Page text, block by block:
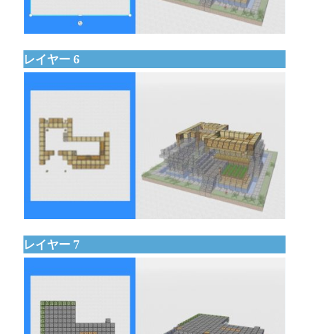
レイヤー 6
レイヤー 7